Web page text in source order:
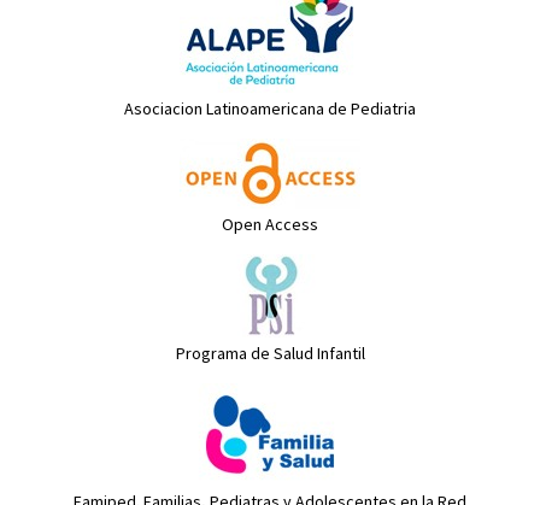
Asociacion Latinoamericana de Pediatria
Open Access
Programa de Salud Infantil